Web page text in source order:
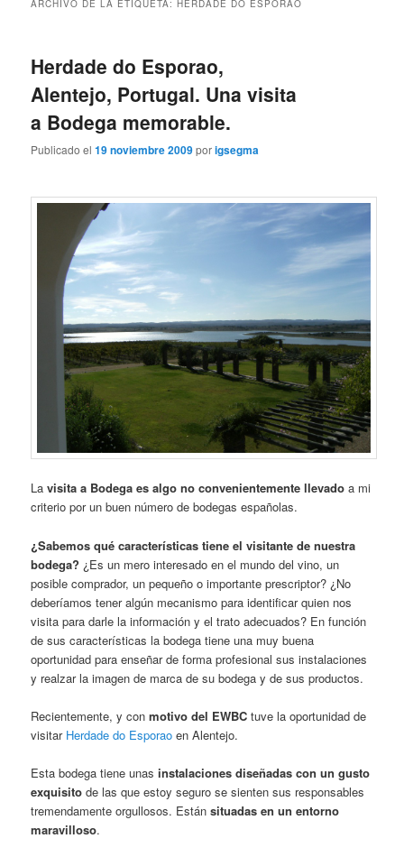
ARCHIVO DE LA ETIQUETA:HERDADE DO ESPORAO
Herdade do Esporao,
Alentejo, Portugal. Una visita
a Bodega memorable.
Publicado el19 noviembre 2009porigsegma
Lavisita a Bodega es algo no convenientemente llevado a mi
criterio por un buen número de bodegas españolas.
¿Sabemos qué características tiene el visitante de nuestra
bodega? ¿Es un mero interesado en el mundo del vino, un
posible comprador, un pequeño o importante prescriptor? ¿No
deberíamos tener algún mecanismo para identificar quien nos
visita para darle la información y el trato adecuados? En función
de sus características la bodega tiene una muy buena
oportunidad para enseñar de forma profesional sus instalaciones
y realzar la imagen de marca de su bodega y de sus productos.
Recientemente, y conmotivo del EWBCtuve la oportunidad de
visitar Herdade do Esporaoen Alentejo.
Esta bodega tiene unasinstalaciones diseñadas con un gusto
exquisito de las que estoy seguro se sienten sus responsables
tremendamente orgullosos. Estánsituadas en un entorno
maravilloso.